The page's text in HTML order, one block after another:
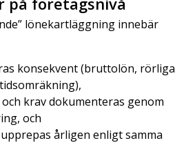
lönekartläggning innebär
konsekvent (bruttolön, rörliga
krav dokumenteras genom
och
årligen enligt samma